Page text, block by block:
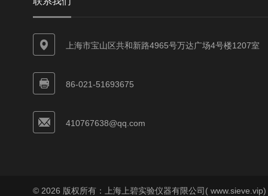
上海市宝山区共和新路4965号万达广场4号楼1207室
86-021-51693675
410767638@qq.com
© 2026 版权所有：上海上碧实验仪器有限公司(